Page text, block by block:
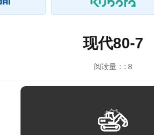
现代80-7
阅读量：: 8